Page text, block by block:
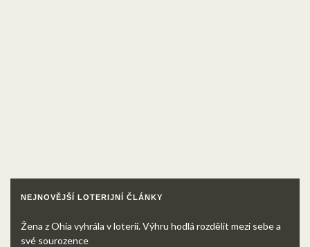
NEJNOVĚJŠÍ LOTERIJNÍ ČLÁNKY
Žena z Ohia vyhrála v loterii. Výhru hodlá rozdělit mezi sebe a
své sourozence